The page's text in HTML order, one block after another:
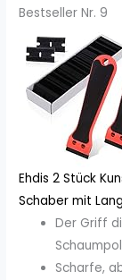
Bestseller Nr. 9
Ehdis 2 Stück
Schaber mit
Der Griff
Scharfe,